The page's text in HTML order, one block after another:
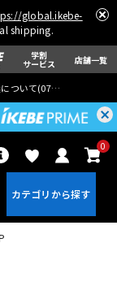
global.ikebe-
shipping.
学割
サービス 店舗一覧
ついて(07月29日
0